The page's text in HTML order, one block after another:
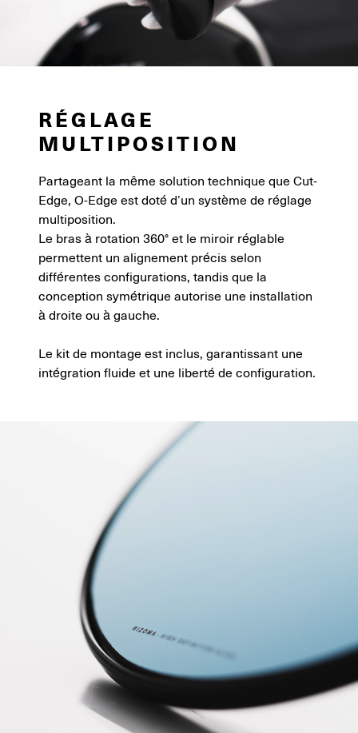
RÉGLAGE
MULTIPOSITION
Partageant la même solution technique que Cut-
Edge, O-Edge est doté d’un système de réglage
multiposition.
Le bras à rotation 360° et le miroir réglable
permettent un alignement précis selon
différentes configurations, tandis que la
conception symétrique autorise une installation
à droite ou à gauche.
Le kit de montage est inclus, garantissant une
intégration fluide et une liberté de configuration.